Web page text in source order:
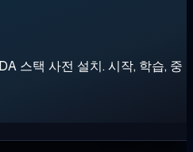
스택 사전 설치. 시작, 학습, 중